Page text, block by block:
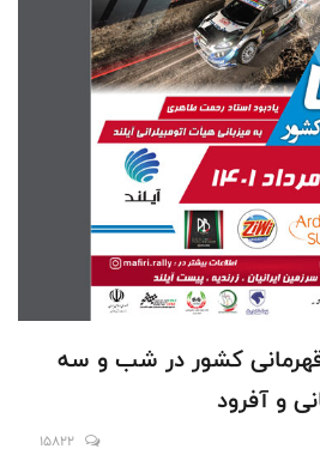
قهرمانی کشور در شب و سه
و آفرود
15822